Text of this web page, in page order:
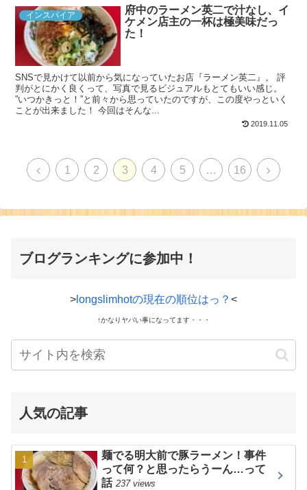
インスパイア
府中のラーメン英二で汁なし、イ
ケメン店主の一杯は極美味だっ
た！
SNSで見かけて以前から気になっていたお店『ラーメン英二』。 評
判がとにかく良くって、写真で見るビジュアルもとてもいい感じ。
”いつかきっと！”と前々から思っていたのですが、この度やっといく
ことが出来ました！ 今回はそんな...
2019.11.05
1 2 3 4 5 … 16
ブログランキングに参加中！
> longslimhotの現在の順位はっ？ <
↑かなりヤバい事になってます・・・
人気の記事
麺でる明大前で豚ラーメン！事件
って何？と思ったらうーん…って
話 237 views